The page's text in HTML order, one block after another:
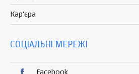
Кар'єра
СОЦІАЛЬНІ МЕРЕЖІ
Facebook